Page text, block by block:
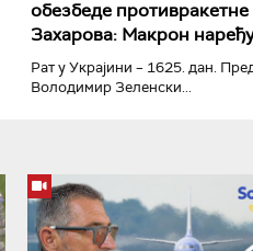
обезбеде
Захарова: Макрон
Рат у Украјини – 1625. дан.
Володимир Зеленски...